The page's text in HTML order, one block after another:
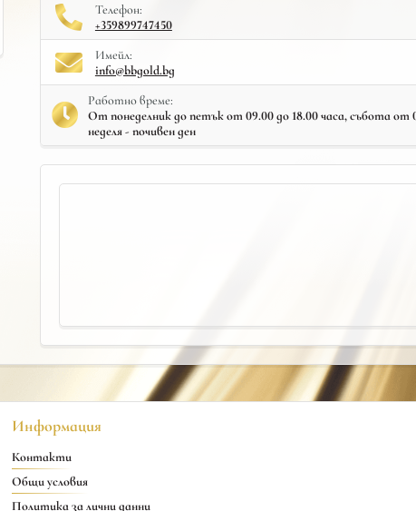
Телефон:
+359899747450
Имейл:
info@bbgold.bg
Работно време:
От понеделник до петък от 09.00 до 18.00 часа, събота от
неделя - почивен ден
Информация
Контакти
Общи условия
Политика за лични данни